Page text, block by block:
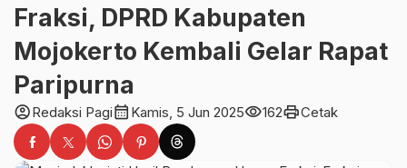
Fraksi, DPRD Kabupaten
Mojokerto Kembali Gelar Rapat
Paripurna
account_circleRedaksi Pagicalendar_month Kamis, 5 Jun 2025visibility162printCetak